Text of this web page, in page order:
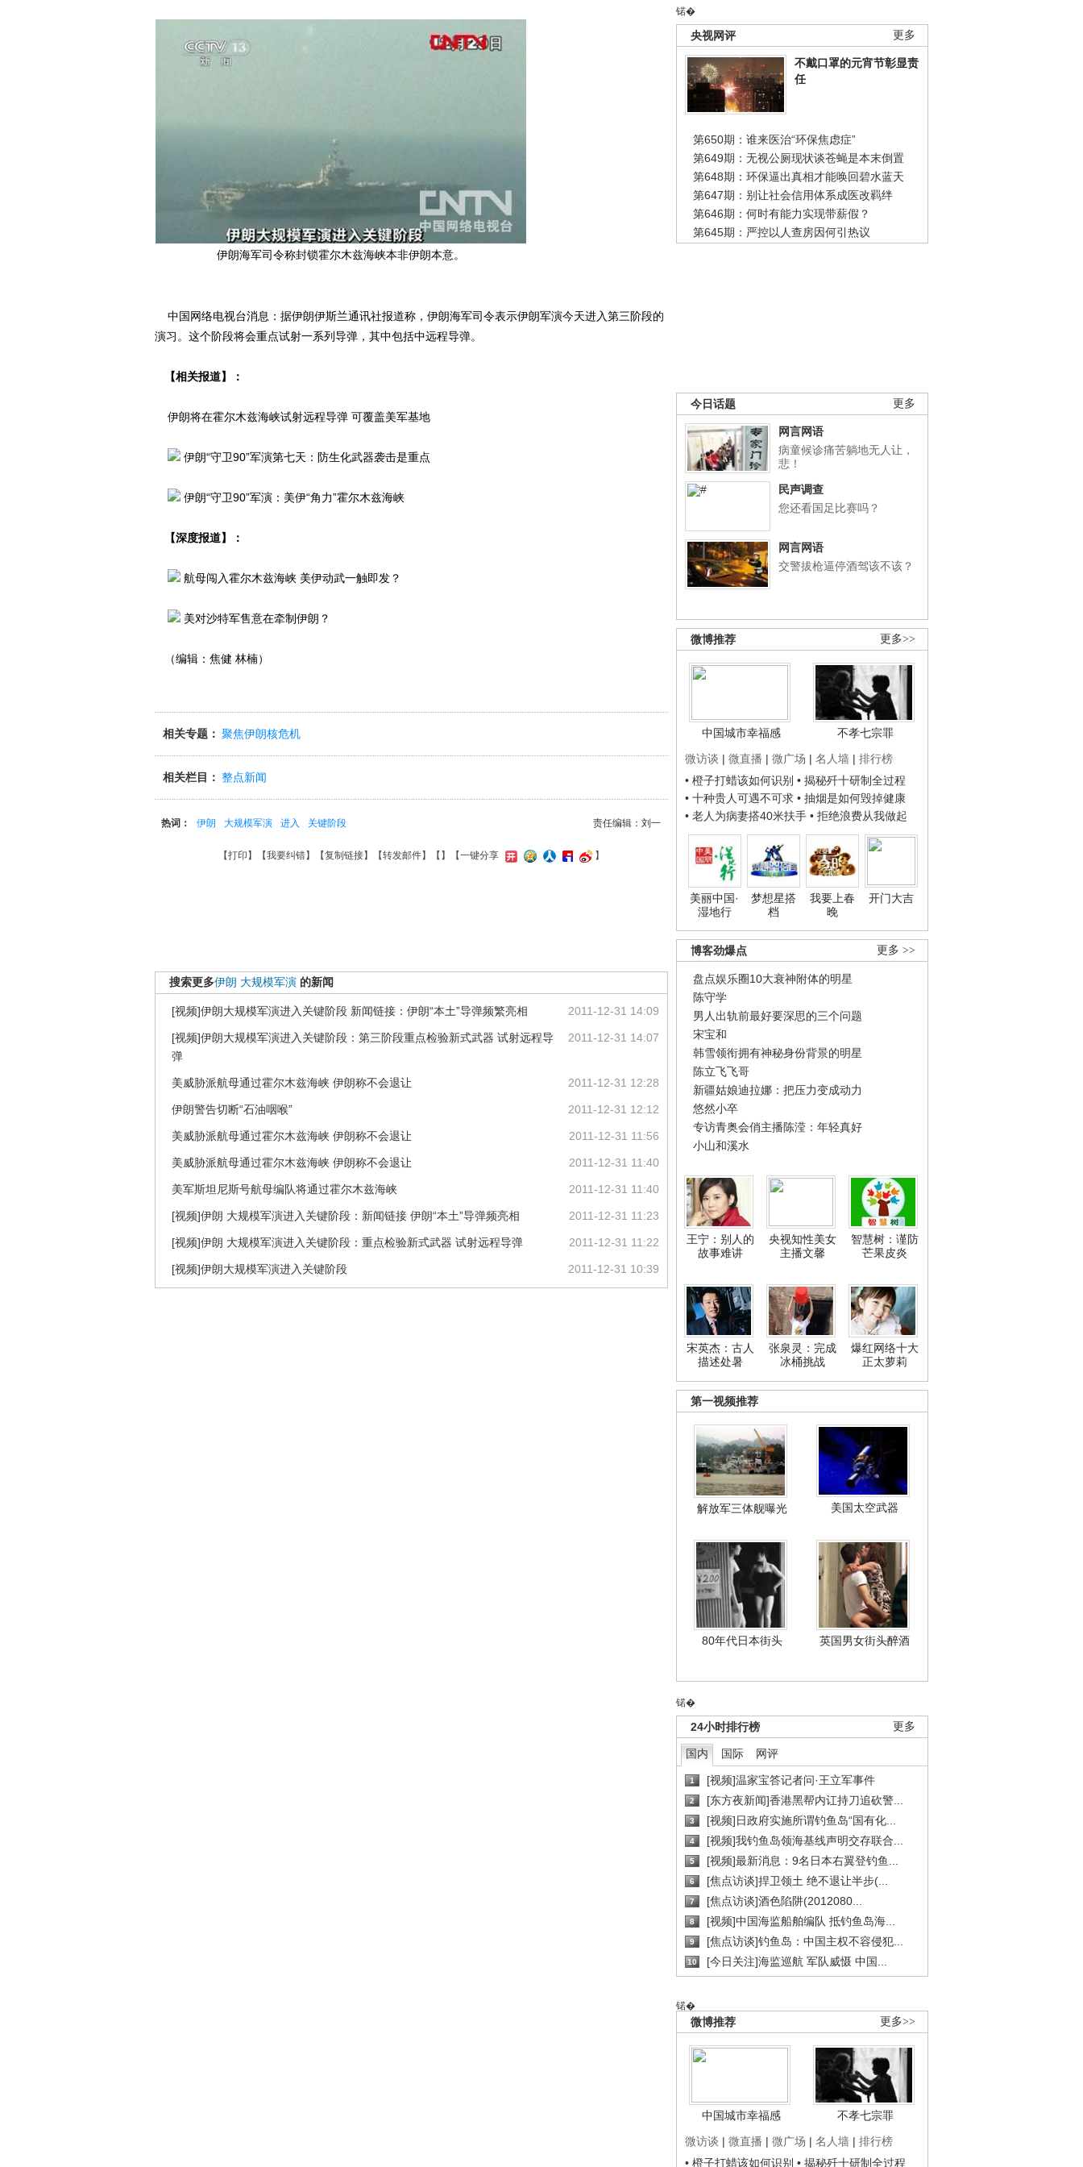
锘�
更多
央视网评
不戴口罩的元宵节彰显责
任
第650期：谁来医治“环保焦虑症”
第649期：无视公厕现状谈苍蝇是本末倒置
第648期：环保逼出真相才能唤回碧水蓝天
第647期：别让社会信用体系成医改羁绊
第646期：何时有能力实现带薪假？
第645期：严控以人查房因何引热议
更多
今日话题
网言网语
病童候诊痛苦躺地无人让，
悲！
民声调查
您还看国足比赛吗？
网言网语
交警拔枪逼停酒驾该不该？
更多>>
微博推荐
中国城市幸福感
不孝七宗罪
微访谈 | 微直播 | 微广场 | 名人墙 | 排行榜
• 橙子打蜡该如何识别 • 揭秘歼十研制全过程
• 十种贵人可遇不可求 • 抽烟是如何毁掉健康
• 老人为病妻搭40米扶手 • 拒绝浪费从我做起
美丽中国·
湿地行
梦想星搭
档
我要上春
晚
开门大吉
更多 >>
博客劲爆点
盘点娱乐圈10大衰神附体的明星
陈守学
男人出轨前最好要深思的三个问题
宋宝和
韩雪领衔拥有神秘身份背景的明星
陈立飞飞哥
新疆姑娘迪拉娜：把压力变成动力
悠然小卒
专访青奥会俏主播陈滢：年轻真好
小山和溪水
王宁：别人的
故事难讲
央视知性美女
主播文馨
智慧树：谨防
芒果皮炎
宋英杰：古人
描述处暑
张泉灵：完成
冰桶挑战
爆红网络十大
正太萝莉
第一视频推荐
解放军三体舰曝光 美国太空武器
80年代日本街头 英国男女街头醉酒
锘�
更多
24小时排行榜
国内 国际 网评
1 [视频]温家宝答记者问·王立军事件
2 [东方夜新闻]香港黑帮内讧持刀追砍警...
3 [视频]日政府实施所谓钓鱼岛“国有化...
4 [视频]我钓鱼岛领海基线声明交存联合...
5 [视频]最新消息：9名日本右翼登钓鱼...
6 [焦点访谈]捍卫领土 绝不退让半步(...
7 [焦点访谈]酒色陷阱(2012080...
8 [视频]中国海监船舶编队 抵钓鱼岛海...
9 [焦点访谈]钓鱼岛：中国主权不容侵犯...
10 [今日关注]海监巡航 军队威慑 中国...
锘�
更多>>
微博推荐
中国城市幸福感
不孝七宗罪
微访谈 | 微直播 | 微广场 | 名人墙 | 排行榜
• 橙子打蜡该如何识别 • 揭秘歼十研制全过程
伊朗海军司令称封锁霍尔木兹海峡本非伊朗本意。
中国网络电视台消息：据伊朗伊斯兰通讯社报道称，伊朗海军司令表示伊朗军演今天进入第三阶段的
演习。这个阶段将会重点试射一系列导弹，其中包括中远程导弹。
【相关报道】：
伊朗将在霍尔木兹海峡试射远程导弹 可覆盖美军基地
伊朗“守卫90”军演第七天：防生化武器袭击是重点
伊朗“守卫90”军演：美伊“角力”霍尔木兹海峡
【深度报道】：
航母闯入霍尔木兹海峡 美伊动武一触即发？
美对沙特军售意在牵制伊朗？
（编辑：焦健 林楠）
相关专题： 聚焦伊朗核危机
相关栏目： 整点新闻
责任编辑：刘一
热词： 伊朗 大规模军演 进入 关键阶段
【打印 】【我要纠错】【复制链接】【转发邮件】【 】 【一键分享 】
搜索更多伊朗 大规模军演 的新闻
2011-12-31 14:09
[视频]伊朗大规模军演进入关键阶段 新闻链接：伊朗“本土”导弹频繁亮相
2011-12-31 14:07
[视频]伊朗大规模军演进入关键阶段：第三阶段重点检验新式武器 试射远程导
弹
2011-12-31 12:28
美威胁派航母通过霍尔木兹海峡 伊朗称不会退让
2011-12-31 12:12
伊朗警告切断“石油咽喉”
2011-12-31 11:56
美威胁派航母通过霍尔木兹海峡 伊朗称不会退让
2011-12-31 11:40
美威胁派航母通过霍尔木兹海峡 伊朗称不会退让
2011-12-31 11:40
美军斯坦尼斯号航母编队将通过霍尔木兹海峡
2011-12-31 11:23
[视频]伊朗 大规模军演进入关键阶段：新闻链接 伊朗“本土”导弹频亮相
2011-12-31 11:22
[视频]伊朗 大规模军演进入关键阶段：重点检验新式武器 试射远程导弹
2011-12-31 10:39
[视频]伊朗大规模军演进入关键阶段